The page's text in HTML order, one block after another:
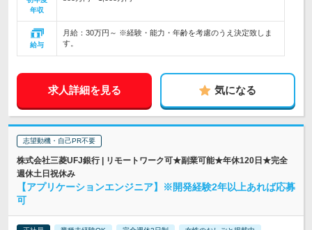
年収
給与
月給：30万円～ ※経験・能力・年齢を考慮のうえ決定致しま
す。
求人詳細を見る 気になる
志望動機・自己PR不要
株式会社三菱UFJ銀行 | リモートワーク可★副業可能★年休120日★完全
週休土日祝休み
【アプリケーションエンジニア】※開発経験2年以上あれば応募
可